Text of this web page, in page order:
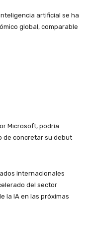
artificial se ha
global, comparable
Microsoft, podría
de concretar su debut
internacionales
del sector
la IA en las próximas